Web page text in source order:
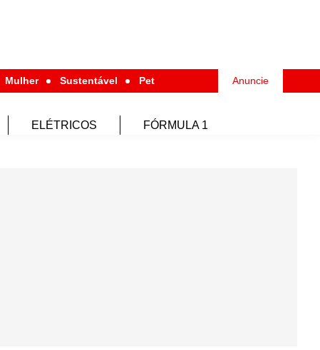
Mulher Sustentável Pet Anuncie
ELÉTRICOS FÓRMULA 1